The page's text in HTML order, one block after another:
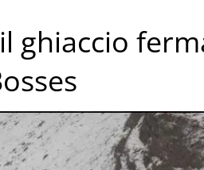
ghiaccio